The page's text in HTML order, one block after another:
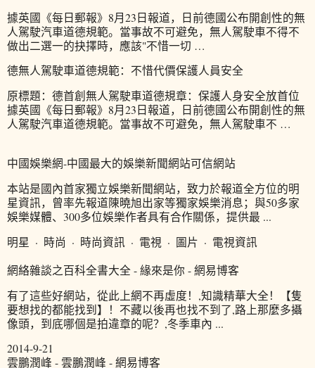
據英國《每日郵報》8月23日報道，日前德國公布開創性的無
人駕駛汽車道德規範。當事故不可避免，無人駕駛車不得不
做出二選一的抉擇時，應該"不惜一切 …
德無人駕駛車道德規範：不惜代價保護人員安全
原標題：德首創無人駕駛車道德規章：保護人身安全放首位
據英國《每日郵報》8月23日報道，日前德國公布開創性的無
人駕駛汽車道德規範。當事故不可避免，無人駕駛車不 …
中國娛樂網-中國最大的娛樂新聞網站可信網站
本站是國內首家獨立娛樂新聞網站，致力於報道全方位的明
星資訊，曾率先報道陳曉旭出家等獨家娛樂消息；與50多家
娛樂媒體、300多位娛樂作者具有合作關係，提供最 ...
明星 · 時尚 · 時尚資訊 · 電視 · 圖片 · 電視資訊
網絡雜談之百科全書大全 - 緣來是你 - 網易博客
有了這些好網站，從此上網不再虛度！,知識精華大全！【隻
要想找的都能找到】！不藏以後再也找不到了,路上那麼多攝
像頭，到底哪個是拍違章的呢？,冬季車內 ...
2014-9-21
雲鵬潤峰 - 雲鵬潤峰 - 網易博客